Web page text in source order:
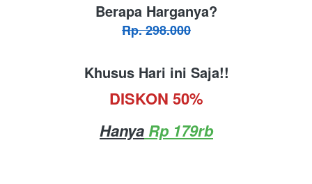
Berapa Harganya?
Rp. 298.000
Khusus Hari ini Saja!!
DISKON 50%
Hanya Rp 179rb